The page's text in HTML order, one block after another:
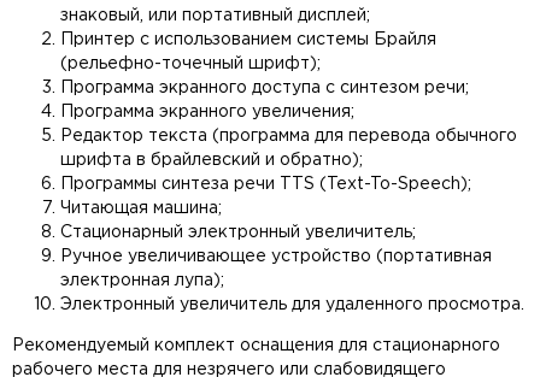
знаковый, или портативный дисплей;
Принтер с использованием системы Брайля
(рельефно-точечный шрифт);
Программа экранного доступа с синтезом речи;
Программа экранного увеличения;
Редактор текста (программа для перевода обычного
шрифта в брайлевский и обратно);
Программы синтеза речи TTS (Text-To-Speech);
Читающая машина;
Стационарный электронный увеличитель;
Ручное увеличивающее устройство (портативная
электронная лупа);
Электронный увеличитель для удаленного просмотра.
Рекомендуемый комплект оснащения для стационарного
рабочего места для незрячего или слабовидящего